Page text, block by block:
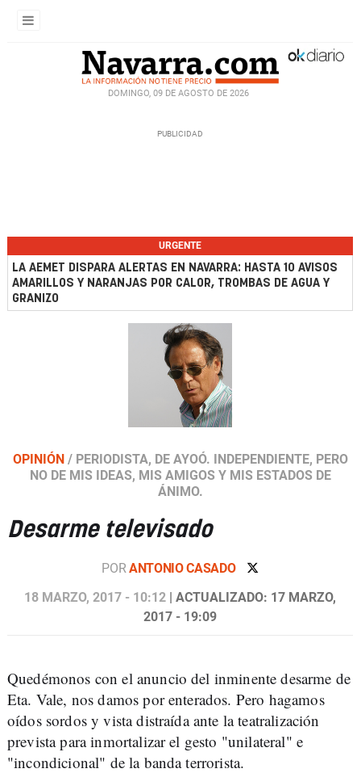
DOMINGO, 09 DE AGOSTO DE 2026
URGENTE
LA AEMET DISPARA ALERTAS EN NAVARRA: HASTA 10 AVISOS
AMARILLOS Y NARANJAS POR CALOR, TROMBAS DE AGUA Y
GRANIZO
OPINIÓN / PERIODISTA, DE AYOÓ. INDEPENDIENTE, PERO
NO DE MIS IDEAS, MIS AMIGOS Y MIS ESTADOS DE
ÁNIMO.
Desarme televisado
POR ANTONIO CASADO
18 MARZO, 2017 - 10:12 | ACTUALIZADO: 17 MARZO,
2017 - 19:09
Quedémonos con el anuncio del inminente desarme de
Eta. Vale, nos damos por enterados. Pero hagamos
oídos sordos y vista distraída ante la teatralización
prevista para inmortalizar el gesto "unilateral" e
"incondicional" de la banda terrorista.